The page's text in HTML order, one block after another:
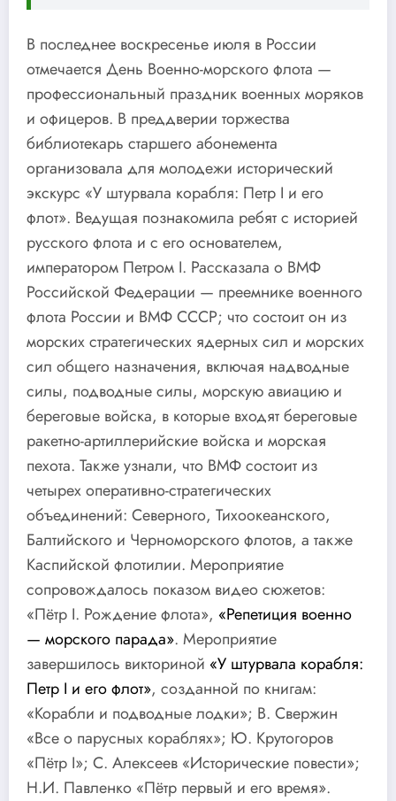
В последнее воскресенье июля в России
отмечается День Военно-морского флота —
профессиональный праздник военных моряков
и офицеров. В преддверии торжества
библиотекарь старшего абонемента
организовала для молодежи исторический
экскурс «У штурвала корабля: Петр I и его
флот». Ведущая познакомила ребят с историей
русского флота и с его основателем,
императором Петром I. Рассказала о ВМФ
Российской Федерации — преемнике военного
флота России и ВМФ СССР; что состоит он из
морских стратегических ядерных сил и морских
сил общего назначения, включая надводные
силы, подводные силы, морскую авиацию и
береговые войска, в которые входят береговые
ракетно-артиллерийские войска и морская
пехота. Также узнали, что ВМФ состоит из
четырех оперативно-стратегических
объединений: Северного, Тихоокеанского,
Балтийского и Черноморского флотов, а также
Каспийской флотилии. Мероприятие
сопровождалось показом видео сюжетов:
«Пётр I. Рождение флота», «Репетиция военно
— морского парада». Мероприятие
завершилось викториной «У штурвала корабля:
Петр I и его флот», созданной по книгам:
«Корабли и подводные лодки»; В. Свержин
«Все о парусных кораблях»; Ю. Крутогоров
«Пётр I»; С. Алексеев «Исторические повести»;
Н.И. Павленко «Пётр первый и его время».